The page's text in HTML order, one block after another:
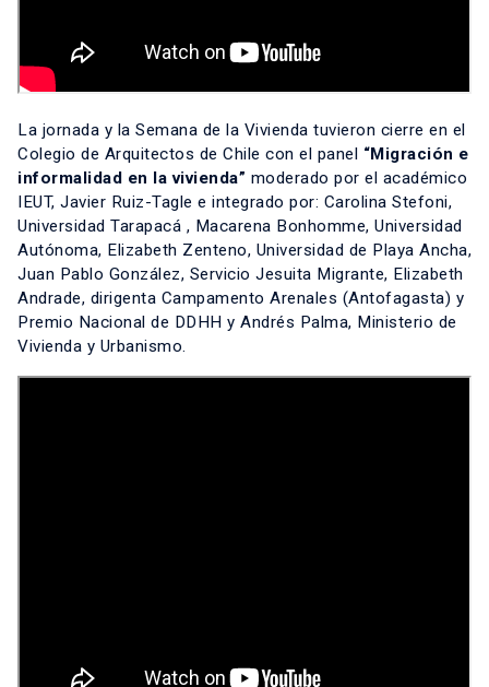
La jornada y la Semana de la Vivienda tuvieron cierre en el
Colegio de Arquitectos de Chile con el panel “Migración e
informalidad en la vivienda” moderado por el académico
IEUT, Javier Ruiz-Tagle e integrado por: Carolina Stefoni,
Universidad Tarapacá , Macarena Bonhomme, Universidad
Autónoma, Elizabeth Zenteno, Universidad de Playa Ancha,
Juan Pablo González, Servicio Jesuita Migrante, Elizabeth
Andrade, dirigenta Campamento Arenales (Antofagasta) y
Premio Nacional de DDHH y Andrés Palma, Ministerio de
Vivienda y Urbanismo.